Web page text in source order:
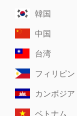
韓国
中国
台湾
フィリピン
カンボジア
ベトナム